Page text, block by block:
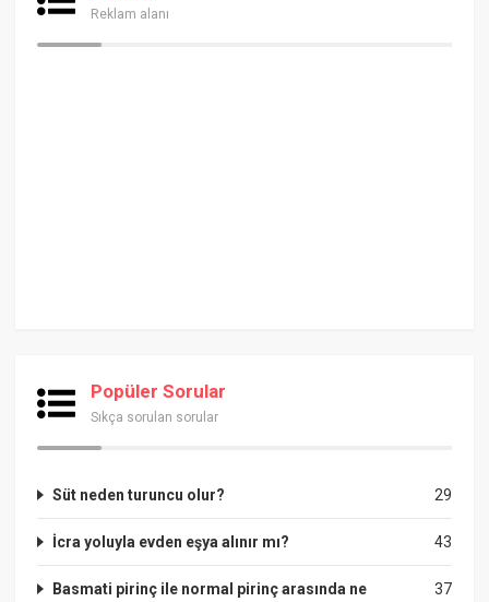
Reklam alanı
Popüler Sorular
Sıkça sorulan sorular
29
Süt neden turuncu olur?
43
İcra yoluyla evden eşya alınır mı?
37
Basmati pirinç ile normal pirinç arasında ne